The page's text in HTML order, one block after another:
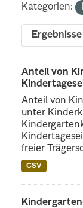
Kategorien:
Anteil von
Anteil von
unter
freier
CSV